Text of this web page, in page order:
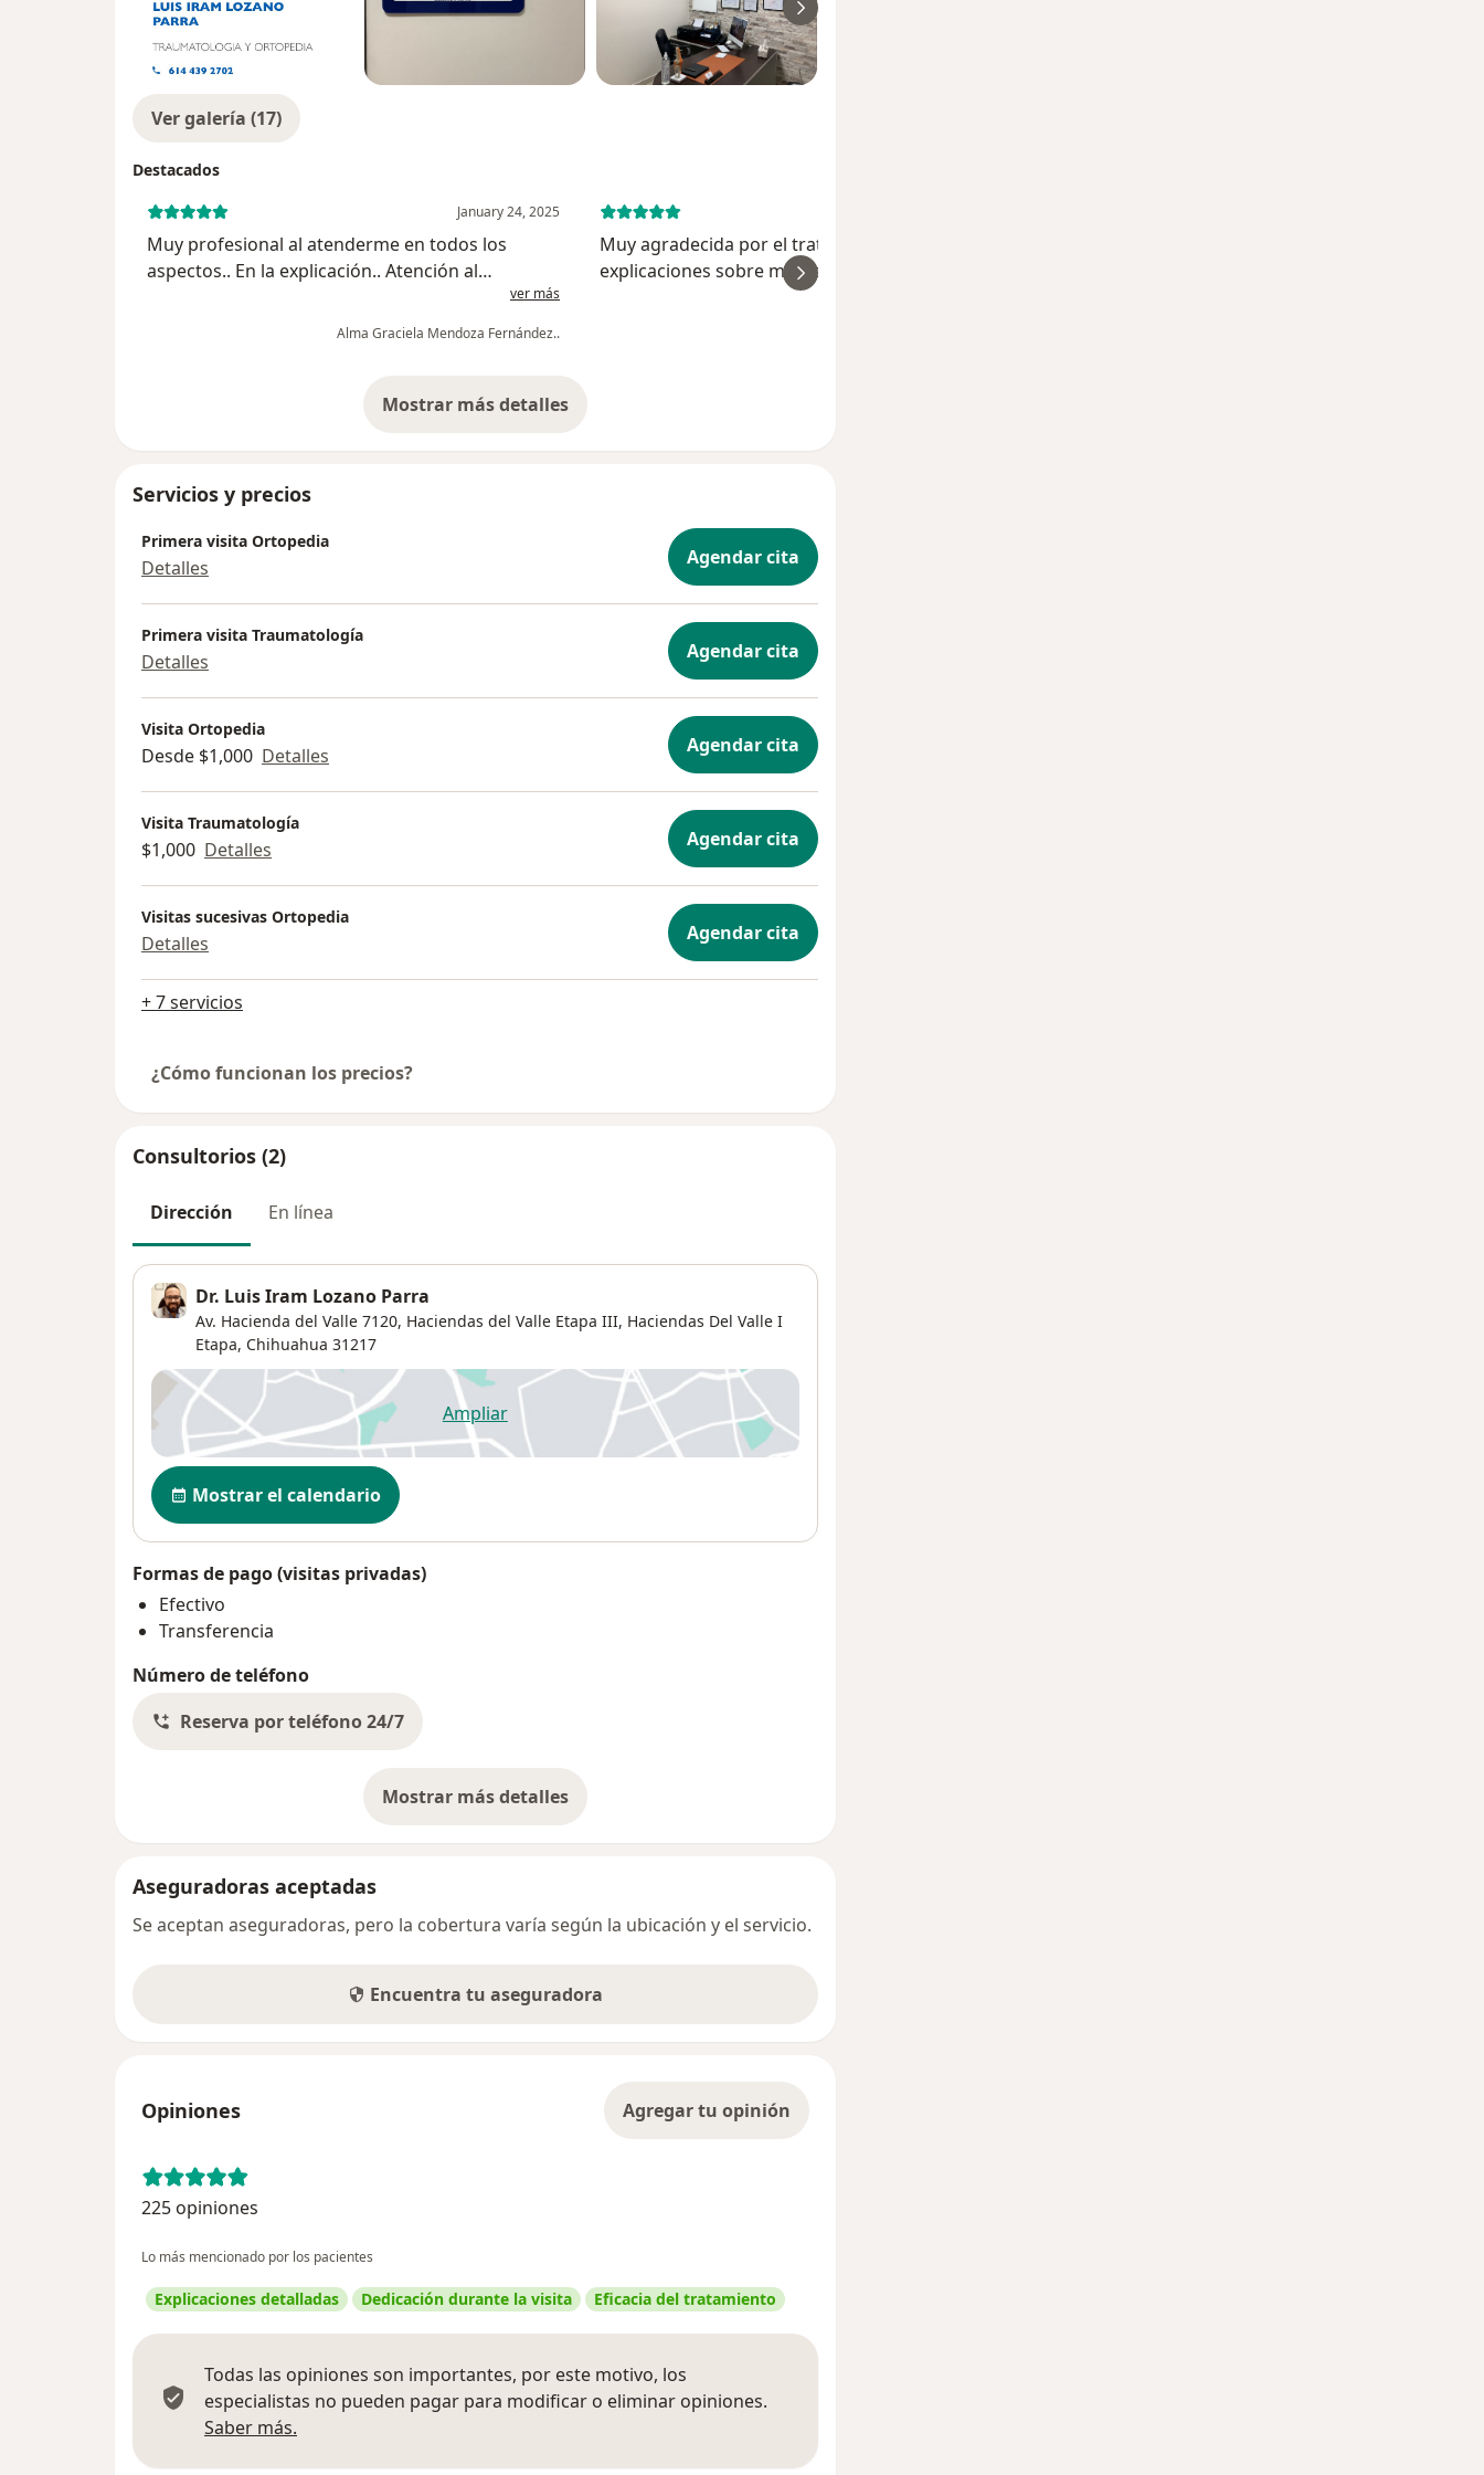
Ver galería (17)
Destacados
January 24, 2025
Muy profesional al atenderme en todos los
aspectos.. En la explicación.. Atención al
preguntas.. Tal y como me lo recomendaron ..
ver más
Alma Graciela Mendoza Fernández..
Muy agradecida por el trato del Dr Lozano y sus
explicaciones sobre mi problema y el tratamiento
Mostrar más detalles
sobre la experiencia
Servicios y precios
Primera visita Ortopedia
Detalles Agendar cita
Primera visita Traumatología
Detalles Agendar cita
Visita Ortopedia
Desde $1,000 Detalles Agendar cita
Visita Traumatología
$1,000 Detalles Agendar cita
Visitas sucesivas Ortopedia
Detalles Agendar cita
+ 7 servicios
¿Cómo funcionan los precios?
Consultorios (2)
Dirección En línea
Dr. Luis Iram Lozano Parra
Av. Hacienda del Valle 7120, Haciendas del Valle Etapa III, Haciendas Del Valle I
Etapa, Chihuahua 31217
Ampliarse abre en una nueva pestaña
Disponibilidad
Mostrar el calendario
Formas de pago (visitas privadas)
Efectivo
Transferencia
Número de teléfono
Reserva por teléfono 24/7
Mostrar más detalles
sobre la dirección
Aseguradoras aceptadas
Se aceptan aseguradoras, pero la cobertura varía según la ubicación y el servicio.
Encuentra tu aseguradora
Opiniones Agregar tu opinión
225 opiniones
Lo más mencionado por los pacientes
Explicaciones detalladas Dedicación durante la visita Eficacia del tratamiento
Todas las opiniones son importantes, por este motivo, los
especialistas no pueden pagar para modificar o eliminar opiniones.
Saber más.